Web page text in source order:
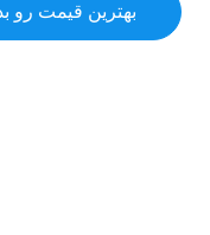
بهترین قیمت رو